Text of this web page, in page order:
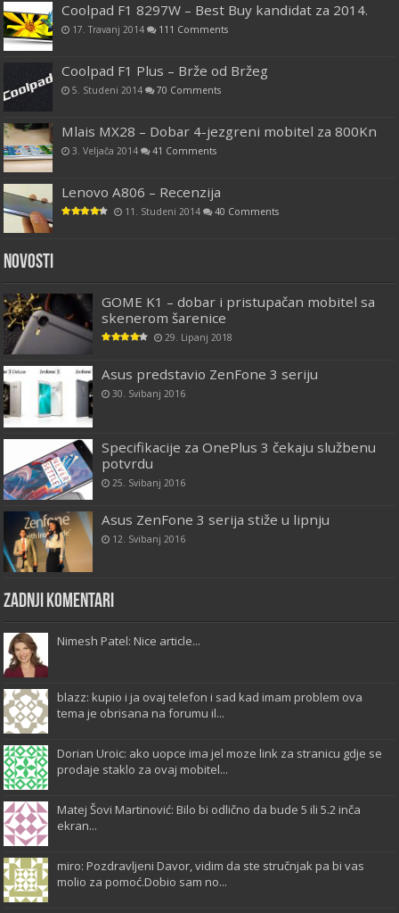
Coolpad F1 8297W – Best Buy kandidat za 2014.
17. Travanj 2014 111 Comments
Coolpad F1 Plus – Brže od Bržeg
5. Studeni 2014 70 Comments
Mlais MX28 – Dobar 4-jezgreni mobitel za 800Kn
3. Veljača 2014 41 Comments
Lenovo A806 – Recenzija
11. Studeni 2014 40 Comments
Novosti
GOME K1 – dobar i pristupačan mobitel sa
skenerom šarenice
29. Lipanj 2018
Asus predstavio ZenFone 3 seriju
30. Svibanj 2016
Specifikacije za OnePlus 3 čekaju službenu
potvrdu
25. Svibanj 2016
Asus ZenFone 3 serija stiže u lipnju
12. Svibanj 2016
Zadnji komentari
Nimesh Patel: Nice article...
blazz: kupio i ja ovaj telefon i sad kad imam problem ova
tema je obrisana na forumu il...
Dorian Uroic: ako uopce ima jel moze link za stranicu gdje se
prodaje staklo za ovaj mobitel...
Matej Šovi Martinović: Bilo bi odlično da bude 5 ili 5.2 inča
ekran...
miro: Pozdravljeni Davor, vidim da ste stručnjak pa bi vas
molio za pomoć.Dobio sam no...